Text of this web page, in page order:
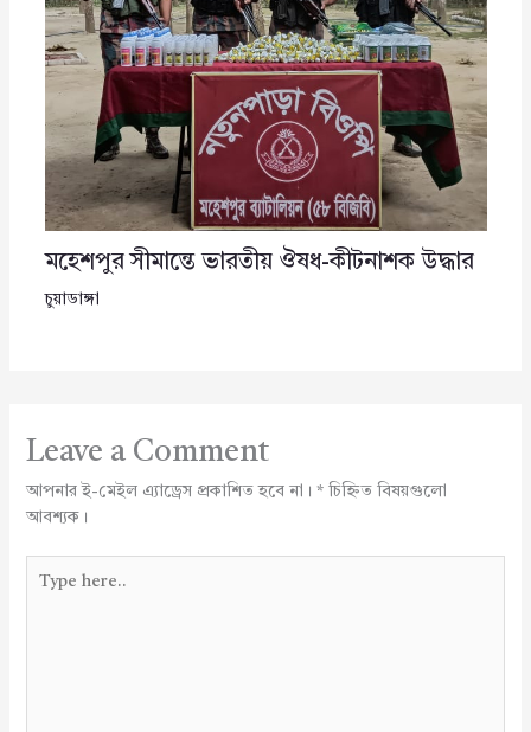
মহেশপুর সীমান্তে ভারতীয় ঔষধ-কীটনাশক উদ্ধার
চুয়াডাঙ্গা
Leave a Comment
আপনার ই-মেইল এ্যাড্রেস প্রকাশিত হবে না। *চিহ্নিত বিষয়গুলো
আবশ্যক।
here..